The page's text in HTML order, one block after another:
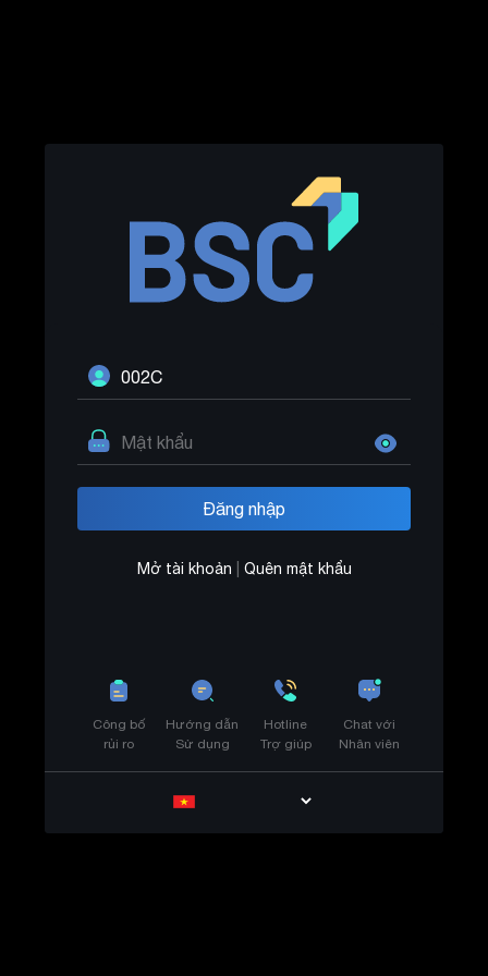
Mở tài khoản Quên mật khẩu
Công bố
rủi ro
Hướng dẫn
Sử dụng
Hotline
Trợ giúp
Chat với
Nhân viên